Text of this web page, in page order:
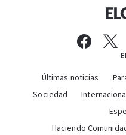
Últimas noticias
Sociedad
Haciendo